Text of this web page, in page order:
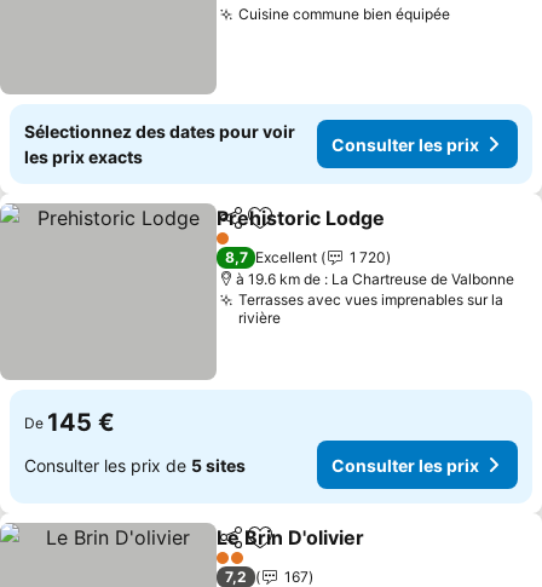
Cuisine commune bien équipée
Sélectionnez des dates pour voir
les prix exacts
Consulter les prix
PartagerAjouter à mes favoris
Prehistoric Lodge
1 Étoiles
8,7 Excellent
1 720
à 19.6 km de : La Chartreuse de Valbonne
Terrasses avec vues imprenables sur la
rivière
De 145 €
Consulter les prix de 5 sites Consulter les prix
PartagerAjouter à mes favoris
Le Brin D'olivier
2 Étoiles
7,2
167